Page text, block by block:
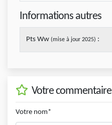
Informations autres
Pts Ww (mise à jour 2025) :
Votre commentaire
Votre nom*